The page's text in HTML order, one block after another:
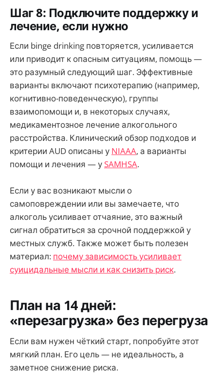
Шаг 8: Подключите поддержку и
лечение, если нужно
Если binge drinking повторяется, усиливается
или приводит к опасным ситуациям, помощь —
это разумный следующий шаг. Эффективные
варианты включают психотерапию (например,
когнитивно-поведенческую), группы
взаимопомощи и, в некоторых случаях,
медикаментозное лечение алкогольного
расстройства. Клинический обзор подходов и
критерии AUD описаны у NIAAA, а варианты
помощи и лечения — у SAMHSA.
Если у вас возникают мысли о
самоповреждении или вы замечаете, что
алкоголь усиливает отчаяние, это важный
сигнал обратиться за срочной поддержкой у
местных служб. Также может быть полезен
материал: почему зависимость усиливает
суицидальные мысли и как снизить риск.
План на 14 дней:
«перезагрузка» без перегруза
Если вам нужен чёткий старт, попробуйте этот
мягкий план. Его цель — не идеальность, а
заметное снижение риска.